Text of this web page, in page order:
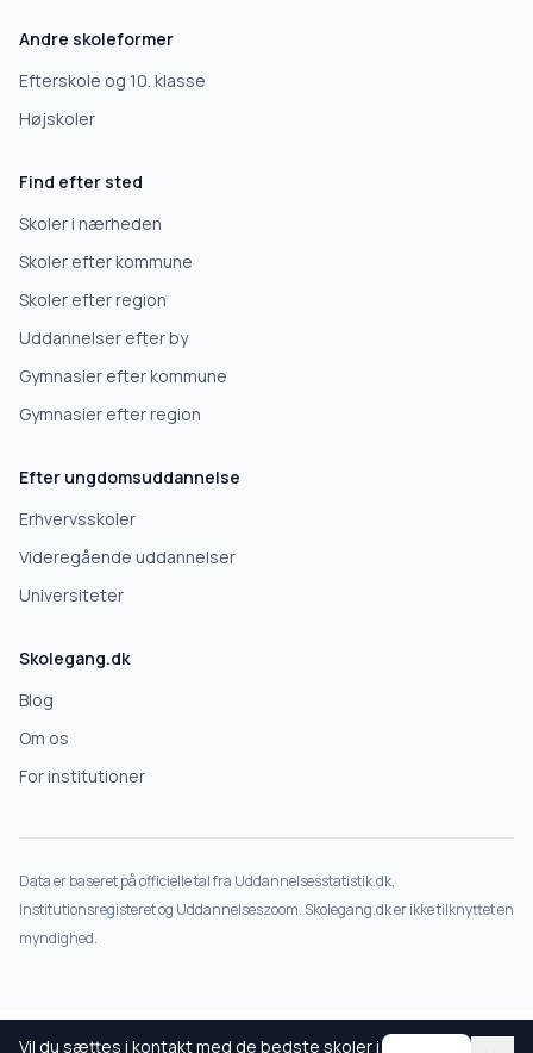
10. klasse
Erhvervsuddannelse
Videregående uddannelse
Andre skoleformer
Efterskole og 10. klasse
Højskoler
Find efter sted
Skoler i nærheden
Skoler efter kommune
Skoler efter region
Uddannelser efter by
Gymnasier efter kommune
Gymnasier efter region
Efter ungdomsuddannelse
Erhvervsskoler
Videregående uddannelser
Universiteter
Skolegang.dk
Blog
Om os
For institutioner
Data er baseret på officielle tal fra Uddannelsesstatistik.dk,
Institutionsregisteret og Uddannelseszoom. Skolegang.dk er ikke tilknyttet en
myndighed.
Vil du sættes i kontakt med de bedste skoler i